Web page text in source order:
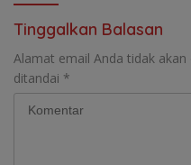
Tinggalkan Balasan
Alamat email Anda tidak akan
ditandai *